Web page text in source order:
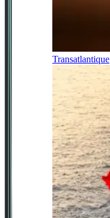
Transatlantique